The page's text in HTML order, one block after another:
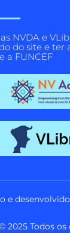
NVDA e
do site e ter
a FUNCEF
e
2025 Todos os